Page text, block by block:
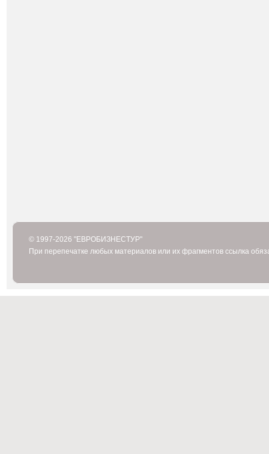
© 1997-2026 "ЕВРОБИЗНЕСТУР"
При перепечатке любых материалов или их фрагментов ссылка